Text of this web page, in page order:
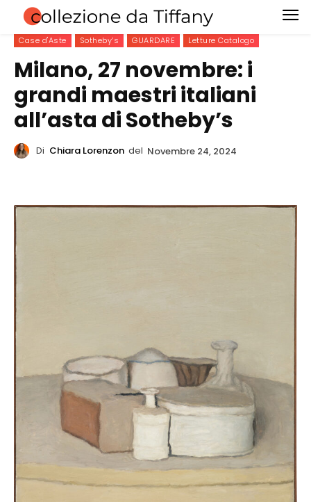
Case d'Aste Sotheby’s GUARDARE Letture Catalogo
Milano, 27 novembre: i
grandi maestri italiani
all’asta di Sotheby’s
Di Chiara Lorenzon del Novembre 24, 2024